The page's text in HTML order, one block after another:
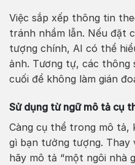
Việc sắp xếp thông tin
tránh nhầm lẫn. Nếu đặt
tượng chính, AI có thể
ảnh. Tương tự, các
cuối để không làm gián
Sử dụng từ ngữ mô tả cụ
Càng cụ thể trong mô tả,
gì bạn tưởng tượng. Thay
hãy mô tả “một ngôi nhà